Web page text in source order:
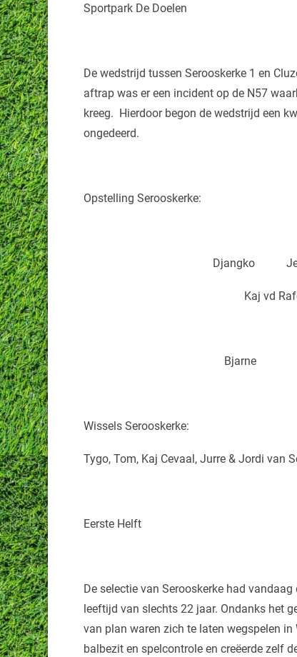
Sportpark De Doelen
De wedstrijd tussen Serooskerke 1 en
aftrap was er een incident op de N57
kreeg. Hierdoor begon de wedstrijd een
ongedeerd.
Opstelling Serooskerke:
Djangko
Kaj vd
Wissels Serooskerke:
Tygo, Tom, Kaj Cevaal, Jurre & Jordi van
Eerste Helft
De selectie van Serooskerke had
leeftijd van slechts 22 jaar. Ondanks het
van plan waren zich te laten wegspelen
balbezit en spelcontrole en creëerde zelf